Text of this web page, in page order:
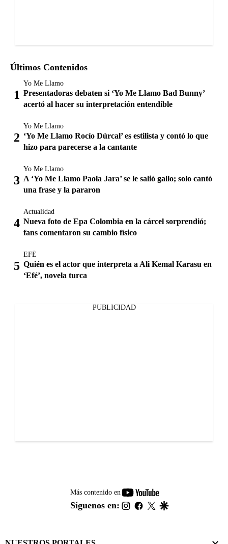
Últimos Contenidos
Yo Me Llamo
Presentadoras debaten si ‘Yo Me Llamo Bad Bunny’
acertó al hacer su interpretación entendible
Yo Me Llamo
‘Yo Me Llamo Rocío Dúrcal’ es estilista y contó lo que
hizo para parecerse a la cantante
Yo Me Llamo
A ‘Yo Me Llamo Paola Jara’ se le salió gallo; solo cantó
una frase y la pararon
Actualidad
Nueva foto de Epa Colombia en la cárcel sorprendió;
fans comentaron su cambio físico
EFÉ
Quién es el actor que interpreta a Ali Kemal Karasu en
‘Efé’, novela turca
PUBLICIDAD
Más contenido en
youtube-
footer
Síguenos en: instagram
facebook
twitter